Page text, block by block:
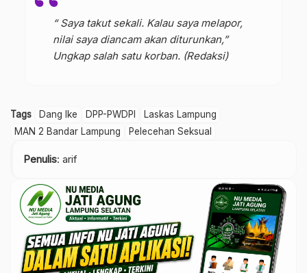
“ Saya takut sekali. Kalau saya melapor,
nilai saya diancam akan diturunkan,”
Ungkap salah satu korban. (Redaksi)
Tags Dang Ike DPP-PWDPI
Laskas Lampung
MAN 2 Bandar Lampung
Pelecehan Seksual
Penulis: arif